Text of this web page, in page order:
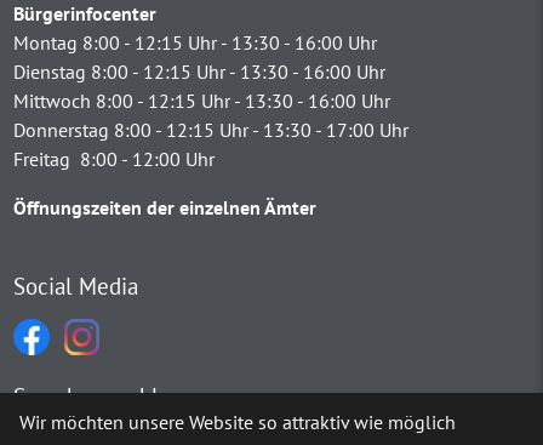
Bürgerinfocenter
Montag 8:00 - 12:15 Uhr - 13:30 - 16:00 Uhr
Dienstag 8:00 - 12:15 Uhr - 13:30 - 16:00 Uhr
Mittwoch 8:00 - 12:15 Uhr - 13:30 - 16:00 Uhr
Donnerstag 8:00 - 12:15 Uhr - 13:30 - 17:00 Uhr
Freitag 8:00 - 12:00 Uhr
Öffnungszeiten der einzelnen Ämter
Social Media
Sprachauswahl
Wir möchten unsere Website so attraktiv wie möglich